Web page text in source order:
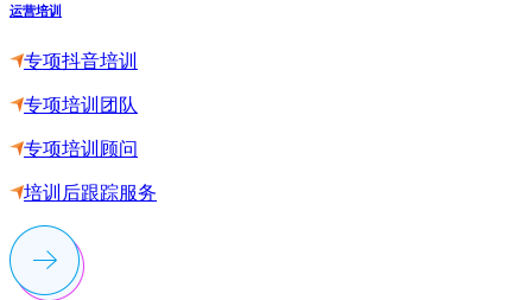
运营培训
专项抖音培训
专项培训团队
专项培训顾问
培训后跟踪服务